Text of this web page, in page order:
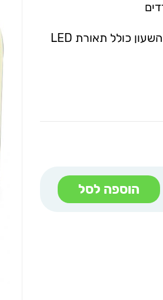
מסך הכולל תצוגת שעה, יום, תאריך וטמפרטורה. השעון כולל תאורת LED
הוספה לסל